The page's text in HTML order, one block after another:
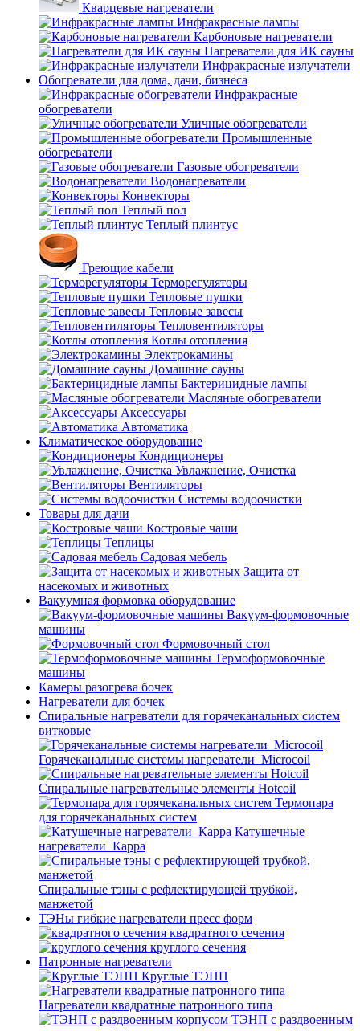
Кварцевые нагреватели
Инфракрасные лампы
Карбоновые нагреватели
Нагреватели для ИК сауны
Инфракрасные излучатели
Обогреватели для дома, дачи, бизнеса
Инфракрасные
обогреватели
Уличные обогреватели
Промышленные
обогреватели
Газовые обогреватели
Водонагреватели
Конвекторы
Теплый пол
Теплый плинтус
Греющие кабели
Терморегуляторы
Тепловые пушки
Тепловые завесы
Тепловентиляторы
Котлы отопления
Электрокамины
Домашние сауны
Бактерицидные лампы
Масляные обогреватели
Аксессуары
Автоматика
Климатическое оборудование
Кондиционеры
Увлажнение, Очистка
Вентиляторы
Системы водоочистки
Товары для дачи
Костровые чаши
Теплицы
Садовая мебель
Защита от
насекомых и животных
Вакуумная формовка оборудование
Вакуум-формовочные
машины
Формовочный стол
Термоформовочные
машины
Камеры разогрева бочек
Нагреватели для бочек
Спиральные нагреватели для горячеканальных систем
витковые
Горячеканальные системы нагреватели_Microcoil
Спиральные нагревательные элементы Hotcoil
Термопара
для горячеканальных систем
Катушечные
нагреватели_Карра
Спиральные тэны с рефлектирующей трубкой,
манжетой
ТЭНы гибкие нагреватели пресс форм
квадратного сечения
круглого сечения
Патронные нагреватели
Круглые ТЭНП
Нагреватели квадратные патронного типа
ТЭНП с раздвоенным